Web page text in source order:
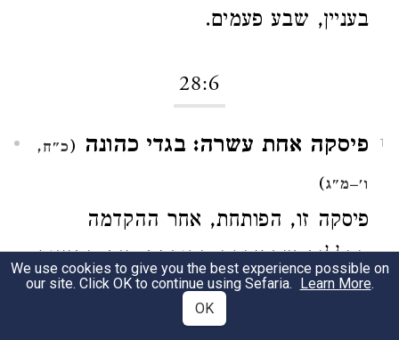
בעניין, שבע פעמים.
28:6
1 פיסקה אחת עשרה: בגדי כהונה (כ"ח,
ו'–מ"ג)
פיסקה זו, הפותחת, אחר ההקדמה
הכללית שבפיסקה הקודמת, את התיאור
המפורט של מלאכת העבודה לשירות
We use cookies to give you the best experience possible on
our site. Click OK to continue using Sefaria. Learn More.
OK